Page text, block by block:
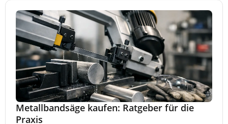
Metallbandsäge kaufen: Ratgeber für die
Praxis